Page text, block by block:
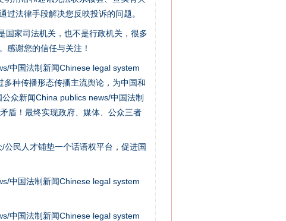
法律手段解决您反映投诉的问题。
国家司法机关，也不是行政机关，很多
感谢您的信任与关注！
中国法制新闻Chinese legal system
种传播形态传播主流舆论，为中国和
众新闻China publics news/中国法制
盾！最终实现政府、媒体、公众三者
民人才铺垫一个话语权平台，促进国
中国法制新闻Chinese legal system
中国法制新闻Chinese legal system
“神药”背后的真相